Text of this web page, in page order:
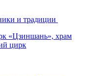
и традиции
«Цзиншань», храм
цирк